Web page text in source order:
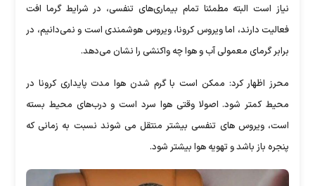
نیاز است البته مطمئنا تمام بیماری‌های تنفسی، در شرایط گرما افت
فعالیت دارند، اما ویروس کرونا، ویروس هوشمندی است و نمی‌دانیم، در
برابر گرمای معمولی آب و هوا چه واکنشی را نشان می‌دهد.
محرز اظهار کرد: ممکن است با گرم شدن هوا مدت پایداری کرونا در
محیط کمتر شود. اصولا وقتی هوا سرد است و درب‌های محیط بسته
است، ویروس های تنفسی بیشتر منتقل می شوند نسبت به زمانی که
پنجره باز باشد و تهویه هوا بیشتر شود.